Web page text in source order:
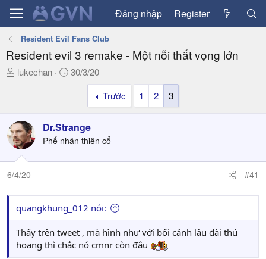
Đăng nhập Register
Resident Evil Fans Club
Resident evil 3 remake - Một nỗi thất vọng lớn
T
a
d
s
t
a
t
e
lukechan
N
ử
i
30/3/20
Trước
1 2 3
Dr.Strange
Phế nhân thiên cổ
6/4/20 #41
quangkhung_012 nói:
Thấy trên tweet , mà hình như với bối cảnh lâu đài thú
hoang thì chắc nó cmnr còn đâu